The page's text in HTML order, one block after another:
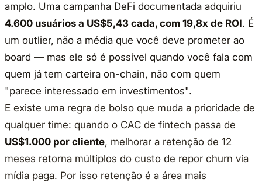
amplo. Uma campanha DeFi documentada adquiriu
4.600 usuários a US$5,43 cada, com 19,8x de ROI. É
um outlier, não a média que você deve prometer ao
board — mas ele só é possível quando você fala com
quem já tem carteira on-chain, não com quem
"parece interessado em investimentos".
E existe uma regra de bolso que muda a prioridade de
qualquer time: quando o CAC de fintech passa de
US$1.000 por cliente, melhorar a retenção de 12
meses retorna múltiplos do custo de repor churn via
mídia paga. Por isso retenção é a área mais